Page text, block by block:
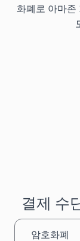
화폐로 아마존
결제 수
암호화폐